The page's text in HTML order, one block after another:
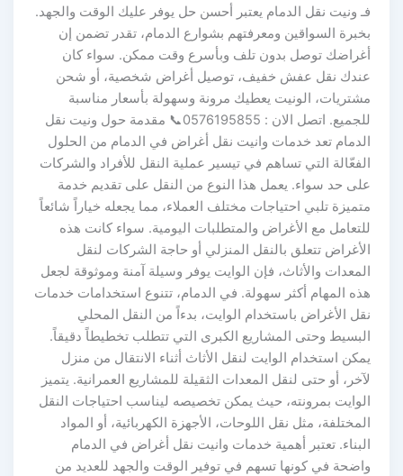
فـ ونيت نقل الدمام يعتبر أحسن حل يوفر عليك الوقت والجهد.
بخبرة السواقين ومعرفتهم بشوارع الدمام، تقدر تضمن إن
أغراضك توصل بدون تلف وبأسرع وقت ممكن. سواء كان
عندك نقل عفش خفيف، توصيل أغراض شخصية، أو شحن
مشتريات، الونيت يعطيك مرونة وسهولة بأسعار مناسبة
للجميع. اتصل الان : 0576195855📞 مقدمة حول ونيت نقل
الدمام تعد خدمات وانيت نقل أغراض في الدمام من الحلول
الفعّالة التي تساهم في تيسير عملية النقل للأفراد والشركات
على حد سواء. يعمل هذا النوع من النقل على تقديم خدمة
متميزة تلبي احتياجات مختلف العملاء، مما يجعله خياراً شائعاً
للتعامل مع الأغراض والمتطلبات اليومية. سواء كانت هذه
الأغراض تتعلق بالنقل المنزلي أو حاجة الشركات لنقل
المعدات والأثاث، فإن الوايت يوفر وسيلة آمنة وموثوقة لجعل
هذه المهام أكثر سهولة. في الدمام، تتنوع استخدامات خدمات
نقل الأغراض باستخدام الوايت، بدءاً من النقل المحلي
البسيط وحتى المشاريع الكبرى التي تتطلب تخطيطاً دقيقاً.
يمكن استخدام الوايت لنقل الأثاث أثناء الانتقال من منزل
لآخر، أو حتى لنقل المعدات الثقيلة للمشاريع العمرانية. يتميز
الوايت بمرونته، حيث يمكن تخصيصه ليناسب احتياجات النقل
المختلفة، مثل نقل اللوحات، الأجهزة الكهربائية، أو المواد
البناء. تعتبر أهمية خدمات وانيت نقل أغراض في الدمام
واضحة في كونها تسهم في توفير الوقت والجهد للعديد من